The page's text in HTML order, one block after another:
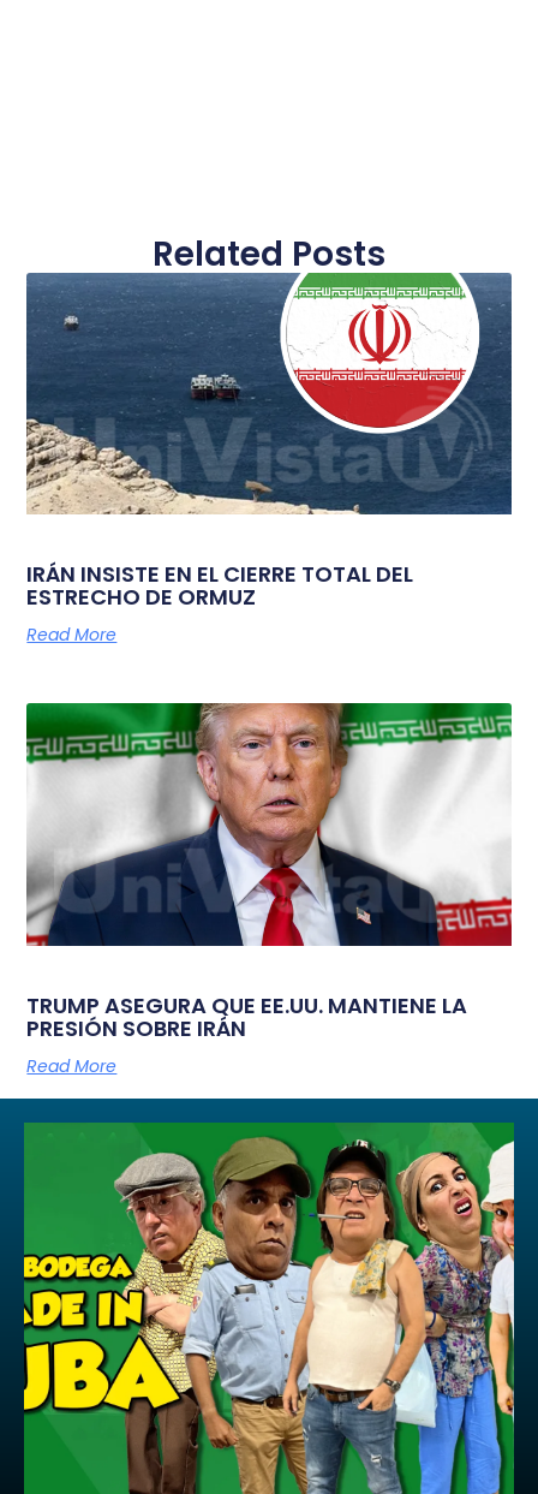
Related Posts
IRÁN INSISTE EN EL CIERRE TOTAL DEL
ESTRECHO DE ORMUZ
Read More
TRUMP ASEGURA QUE EE.UU. MANTIENE LA
PRESIÓN SOBRE IRÁN
Read More